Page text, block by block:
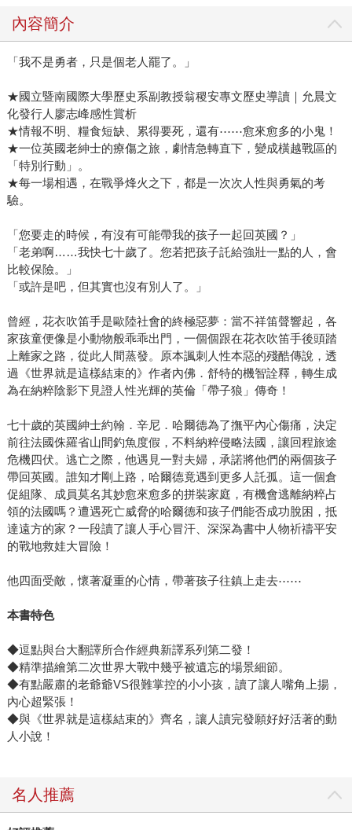
內容簡介
「我不是勇者，只是個老人罷了。」
★國立暨南國際大學歷史系副教授翁稷安專文歷史導讀｜允晨文
化發行人廖志峰感性賞析
★情報不明、糧食短缺、累得要死，還有⋯⋯愈來愈多的小鬼！
★一位英國老紳士的療傷之旅，劇情急轉直下，變成橫越戰區的
「特別行動」。
★每一場相遇，在戰爭烽火之下，都是一次次人性與勇氣的考
驗。
「您要走的時候，有沒有可能帶我的孩子一起回英國？」
「老弟啊……我快七十歲了。您若把孩子託給強壯一點的人，會
比較保險。」
「或許是吧，但其實也沒有別人了。」
曾經，花衣吹笛手是歐陸社會的終極惡夢：當不祥笛聲響起，各
家孩童便像是小動物般乖乖出門，一個個跟在花衣吹笛手後頭踏
上離家之路，從此人間蒸發。原本諷刺人性本惡的殘酷傳說，透
過《世界就是這樣結束的》作者內佛．舒特的機智詮釋，轉生成
為在納粹陰影下見證人性光輝的英倫「帶子狼」傳奇！
七十歲的英國紳士約翰．辛尼．哈爾德為了撫平內心傷痛，決定
前往法國侏羅省山間釣魚度假，不料納粹侵略法國，讓回程旅途
危機四伏。逃亡之際，他遇見一對夫婦，承諾將他們的兩個孩子
帶回英國。誰知才剛上路，哈爾德竟遇到更多人託孤。這一個倉
促組隊、成員莫名其妙愈來愈多的拼裝家庭，有機會逃離納粹占
領的法國嗎？遭遇死亡威脅的哈爾德和孩子們能否成功脫困，抵
達遠方的家？一段讀了讓人手心冒汗、深深為書中人物祈禱平安
的戰地救娃大冒險！
他四面受敵，懷著凝重的心情，帶著孩子往鎮上走去⋯⋯
本書特色
◆逗點與台大翻譯所合作經典新譯系列第二發！
◆精準描繪第二次世界大戰中幾乎被遺忘的場景細節。
◆有點嚴肅的老爺爺VS很難掌控的小小孩，讀了讓人嘴角上揚，
內心超緊張！
◆與《世界就是這樣結束的》齊名，讓人讀完發願好好活著的動
人小說！
名人推薦